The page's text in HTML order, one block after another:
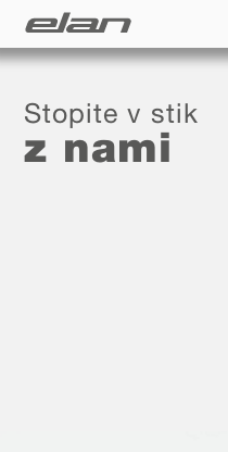
Stopite v stik
z nami